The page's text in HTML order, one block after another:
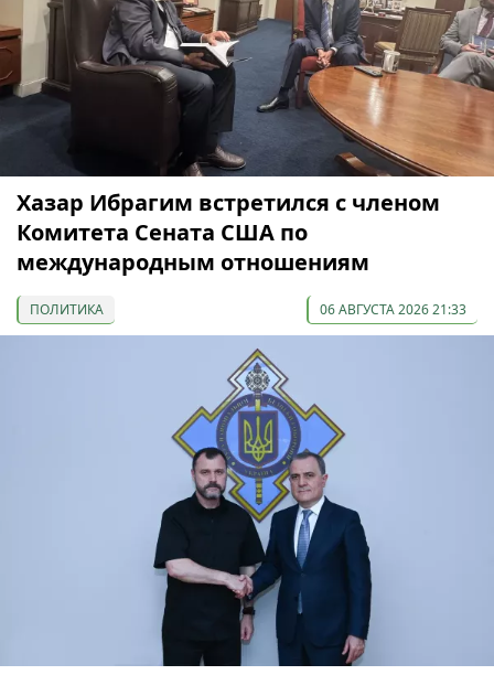
Хазар Ибрагим встретился с членом
Комитета Сената США по
международным отношениям
ПОЛИТИКА 06 АВГУСТА 2026 21:33